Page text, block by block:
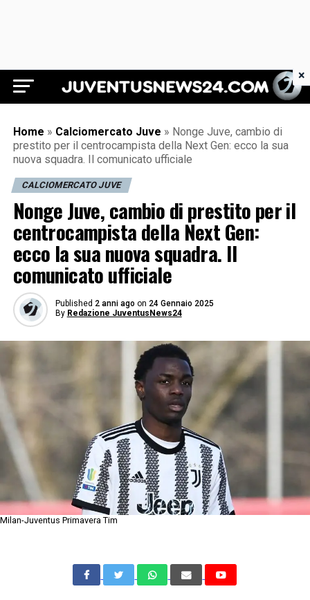
Juventus News 24
Home » Calciomercato Juve » Nonge Juve, cambio di
prestito per il centrocampista della Next Gen: ecco la sua
nuova squadra. Il comunicato ufficiale
CALCIOMERCATO JUVE
Nonge Juve, cambio di prestito per il
centrocampista della Next Gen:
ecco la sua nuova squadra. Il
comunicato ufficiale
Published 2 anni ago on 24 Gennaio 2025
By Redazione JuventusNews24
Milan-Juventus Primavera Tim
×